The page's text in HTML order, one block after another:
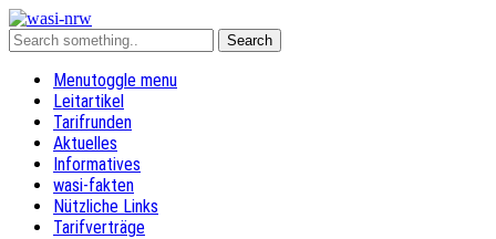
Menutoggle menu
Leitartikel
Tarifrunden
Aktuelles
Informatives
wasi-fakten
Nützliche Links
Tarifverträge